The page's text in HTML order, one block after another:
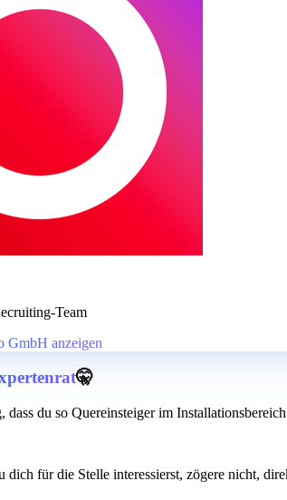
Team
GmbH anzeigen
🤫
dass du so Quereinsteiger im
dich für die Stelle interessierst, zögere nicht,